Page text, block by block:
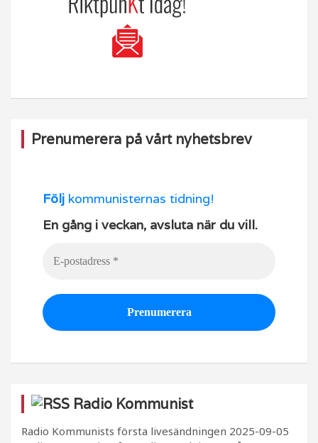
Prenumerera på vårt nyhetsbrev
Följ kommunisternas tidning!
En gång i veckan, avsluta när du vill.
Radio Kommunist
Radio Kommunists första livesändningen 2025-09-05